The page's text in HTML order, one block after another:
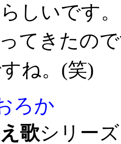
しいです
てきたの
ね。(笑)
ろか
歌シリー